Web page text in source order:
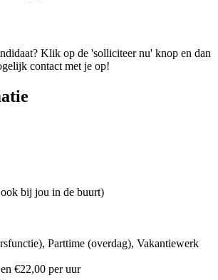
Klik op de 'solliciteer nu' knop en dan
contact met je op!
bij jou in de buurt)
Parttime (overdag), Vakantiewerk
€22,00 per uur